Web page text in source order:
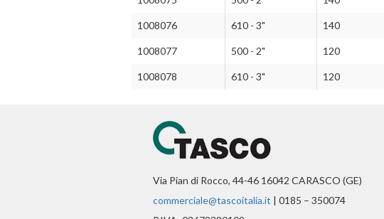
1008076 610 - 3" 140
1008077 500 - 2" 120
1008078 610 - 3" 120
Via Pian di Rocco, 44-46 16042 CARASCO (GE)
commerciale@tascoitalia.it | 0185 – 350074